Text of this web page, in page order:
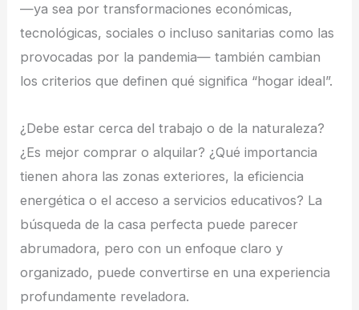
—ya sea por transformaciones económicas,
tecnológicas, sociales o incluso sanitarias como las
provocadas por la pandemia— también cambian
los criterios que definen qué significa “hogar ideal”.
¿Debe estar cerca del trabajo o de la naturaleza?
¿Es mejor comprar o alquilar? ¿Qué importancia
tienen ahora las zonas exteriores, la eficiencia
energética o el acceso a servicios educativos? La
búsqueda de la casa perfecta puede parecer
abrumadora, pero con un enfoque claro y
organizado, puede convertirse en una experiencia
profundamente reveladora.